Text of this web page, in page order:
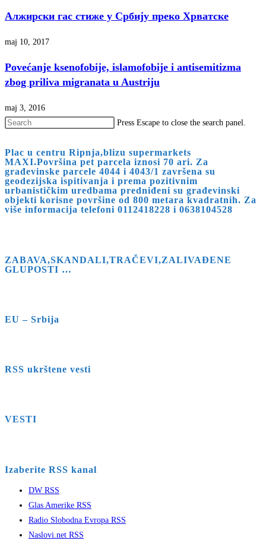
Алжирски гас стиже у Србију преко Хрватске
maj 10, 2017
Povećanje ksenofobije, islamofobije i antisemitizma
zbog priliva migranata u Austriju
maj 3, 2016
Press Escape to close the search panel.
Plac u centru Ripnja,blizu supermarkets
MAXI.Površina pet parcela iznosi 70 ari. Za
građevinske parcele 4044 i 4043/1 završena su
geodezijska ispitivanja i prema pozitivnim
urbanističkim uredbama predniđeni su građevinski
objekti korisne površine od 800 metara kvadratnih. Za
više informacija telefoni 0112418228 i 0638104528
ZABAVA,SKANDALI,TRAČEVI,ZALIVAĐENE
GLUPOSTI …
EU – Srbija
RSS ukrštene vesti
VESTI
Izaberite RSS kanal
DW RSS
Glas Amerike RSS
Radio Slobodna Evropa RSS
Naslovi.net RSS